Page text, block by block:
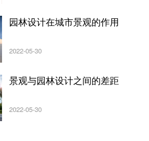
园林设计在城市景观的作用
2022-05-30
景观与园林设计之间的差距
2022-05-30